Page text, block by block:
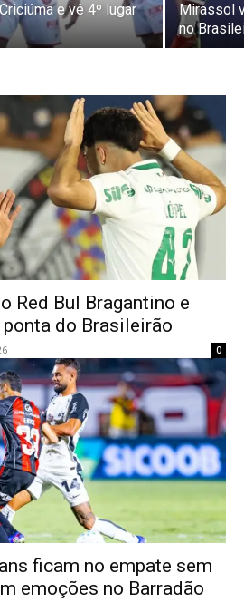
e vê 4º lugar
Mirassol
no
Red Bul Bragantino e
do Brasileirão
0
ficam no empate sem
emoções no Barradão